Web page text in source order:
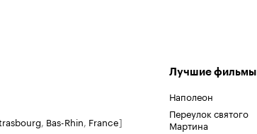
, Bas-Rhin, France]
Лучшие фильмы
Наполеон
Переулок святого
Мартина